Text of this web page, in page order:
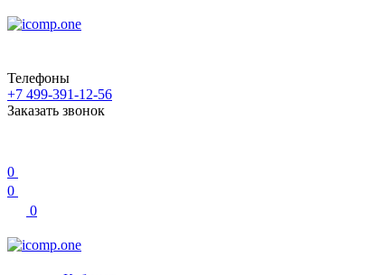
Телефоны
+7 499-391-12-56
Заказать звонок
0
0
0